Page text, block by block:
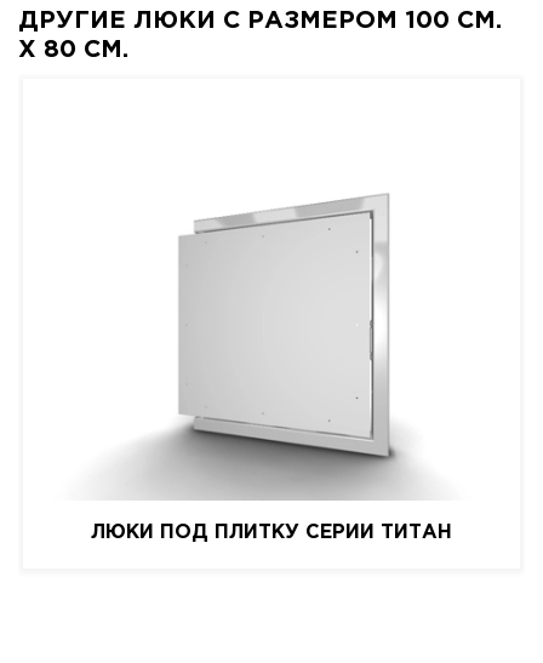
ДРУГИЕ ЛЮКИ С РАЗМЕРОМ 100 СМ.
X 80 СМ.
ЛЮКИ ПОД ПЛИТКУ СЕРИИ ТИТАН